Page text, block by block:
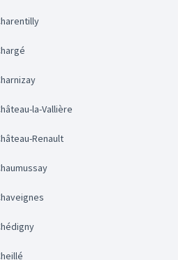
Charentilly
Chargé
Charnizay
Château-la-Vallière
Château-Renault
Chaumussay
Chaveignes
Chédigny
Cheillé